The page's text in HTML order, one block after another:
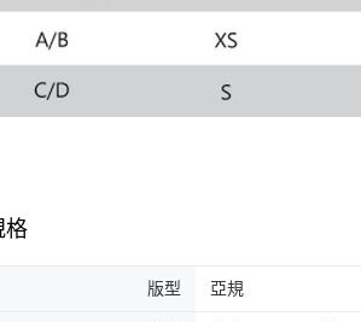
格
版型 亞規